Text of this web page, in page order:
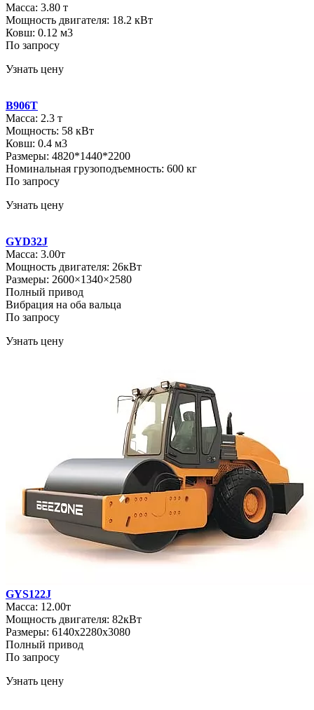
Масса: 3.80 т
Мощность двигателя: 18.2 кВт
Ковш: 0.12 м3
По запросу
Узнать цену
B906T
Масса: 2.3 т
Мощность: 58 кВт
Ковш: 0.4 м3
Размеры: 4820*1440*2200
Номинальная грузоподъемность: 600 кг
По запросу
Узнать цену
GYD32J
Масса: 3.00т
Мощность двигателя: 26кВт
Размеры: 2600×1340×2580
Полный привод
Вибрация на оба вальца
По запросу
Узнать цену
GYS122J
Масса: 12.00т
Мощность двигателя: 82кВт
Размеры: 6140х2280х3080
Полный привод
По запросу
Узнать цену